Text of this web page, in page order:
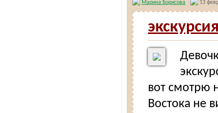
Марина Борисова 13
вот смотрю
Востока не